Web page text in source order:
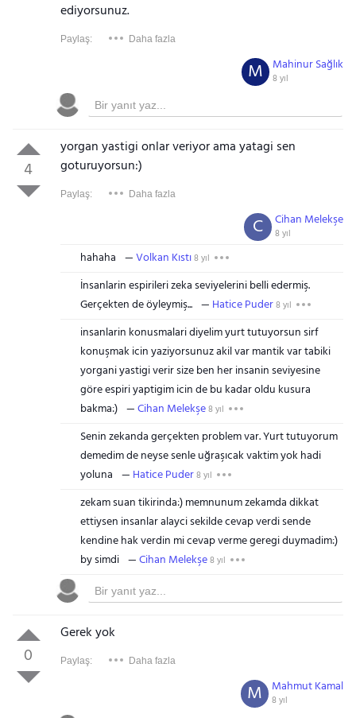
ediyorsunuz.
Paylaş: Daha fazla
Mahinur Sağlık
8 yıl
M
4
yorgan yastigi onlar veriyor ama yatagi sen
goturuyorsun:)
Paylaş: Daha fazla
Cihan Melekşe
8 yıl
C
hahaha Volkan Kıstı8 yıl
İnsanlarin espirileri zeka seviyelerini belli edermiş.
Gerçekten de öyleymiş...
Hatice Puder8 yıl
insanlarin konusmalari diyelim yurt tutuyorsun sirf
konuşmak icin yaziyorsunuz akil var mantik var tabiki
yorgani yastigi verir size ben her insanin seviyesine
göre espiri yaptigim icin de bu kadar oldu kusura
bakma:)
Cihan Melekşe8 yıl
Senin zekanda gerçekten problem var. Yurt tutuyorum
demedim de neyse senle uğraşıcak vaktim yok hadi
yoluna
Hatice Puder8 yıl
zekam suan tikirinda:) memnunum zekamda dikkat
ettiysen insanlar alayci sekilde cevap verdi sende
kendine hak verdin mi cevap verme geregi duymadim:)
by simdi
Cihan Melekşe8 yıl
0
Gerek yok
Paylaş: Daha fazla
Mahmut Kamal
8 yıl
M